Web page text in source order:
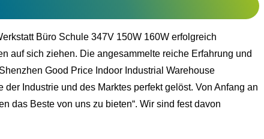
Büro Schule 347V 150W 160W erfolgreich
auf sich ziehen. Die angesammelte reiche Erfahrung und
Good Price Indoor Industrial Warehouse
Industrie und des Marktes perfekt gelöst. Von Anfang an
das Beste von uns zu bieten“. Wir sind fest davon